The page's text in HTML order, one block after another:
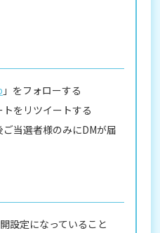
」をフォローする
をリツイートする
当選者様のみにDMが届
設定になっていること